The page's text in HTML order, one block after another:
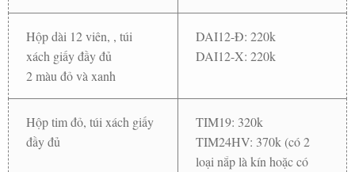
Hộp dài 12 viên, , túi
xách giấy đầy đủ
2 màu đỏ và xanh
DAI12-Đ: 220k
DAI12-X: 220k
Hộp tim đỏ, túi xách giấy
đầy đủ
TIM19: 320k
TIM24HV: 370k (có 2
loại nắp là kín hoặc có